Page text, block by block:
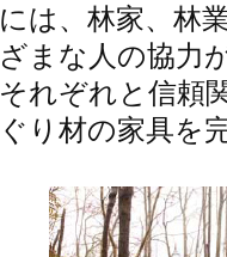
には、林家、林
ざまな人の協力
それぞれと信頼
ぐり材の家具を